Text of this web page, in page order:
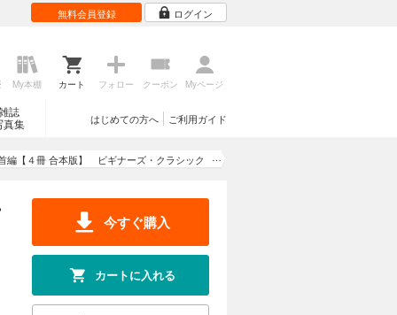
無料会員登録 ログイン
My本棚 カート フォロー クーポン Myページ
誌
真集
ご利用ガイド
はじめての方へ
編【４冊 合本版】 ビギナーズ・クラシック
（全）』
今すぐ購入
カートに入れる